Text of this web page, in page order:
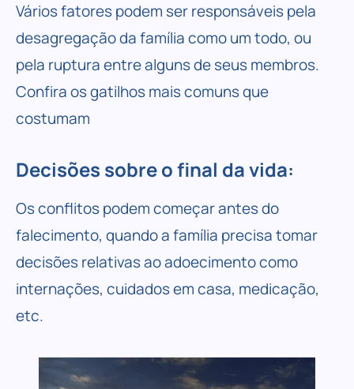
Vários fatores podem ser responsáveis pela
desagregação da família como um todo, ou
pela ruptura entre alguns de seus membros.
Confira os gatilhos mais comuns que
costumam
Decisões sobre o final da vida:
Os conflitos podem começar antes do
falecimento, quando a família precisa tomar
decisões relativas ao adoecimento como
internações, cuidados em casa, medicação,
etc.